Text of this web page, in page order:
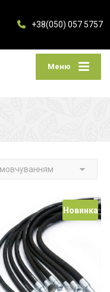
+38(050) 057 5757
Меню
Новинка